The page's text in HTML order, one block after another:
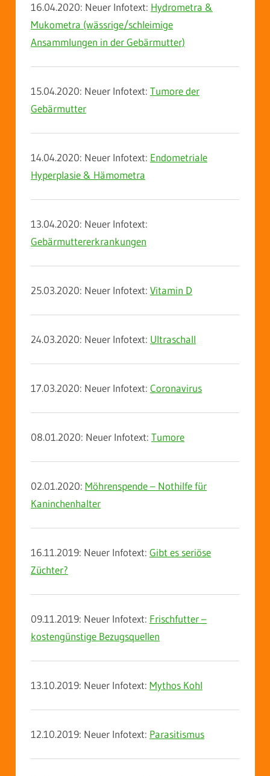
16.04.2020: Neuer Infotext: Hydrometra &
Mukometra (wässrige/schleimige
Ansammlungen in der Gebärmutter)
15.04.2020: Neuer Infotext: Tumore der
Gebärmutter
14.04.2020: Neuer Infotext: Endometriale
Hyperplasie & Hämometra
13.04.2020: Neuer Infotext:
Gebärmuttererkrankungen
25.03.2020: Neuer Infotext: Vitamin D
24.03.2020: Neuer Infotext: Ultraschall
17.03.2020: Neuer Infotext: Coronavirus
08.01.2020: Neuer Infotext: Tumore
02.01.2020: Möhrenspende – Nothilfe für
Kaninchenhalter
16.11.2019: Neuer Infotext: Gibt es seriöse
Züchter?
09.11.2019: Neuer Infotext: Frischfutter –
kostengünstige Bezugsquellen
13.10.2019: Neuer Infotext: Mythos Kohl
12.10.2019: Neuer Infotext: Parasitismus